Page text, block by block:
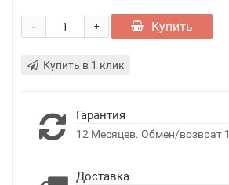
+
- Купить
Купить в 1 клик
Гарантия
12 Месяцев. Обмен/возврат
Доставка